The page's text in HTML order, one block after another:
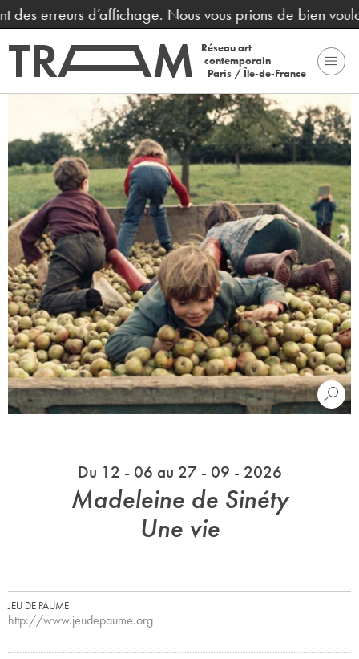
erreurs d’affichage. Nous vous prions de bien
Réseau art
contemporain
Paris / Île-de-France
Du 12 - 06 au 27 - 09 - 2026
Madeleine de Sinéty
Une vie
JEU DE PAUME
http://www.jeudepaume.org